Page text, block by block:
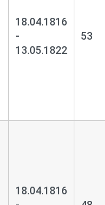
18.04.1816
-
13.05.1822
53
18.04.1816